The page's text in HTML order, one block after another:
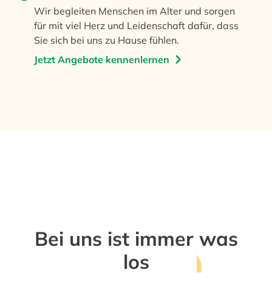
Wir begleiten Menschen im Alter und sorgen
für mit viel Herz und Leidenschaft dafür, dass
Sie sich bei uns zu Hause fühlen.
Jetzt Angebote kennenlernen
Bei uns ist immer was
los